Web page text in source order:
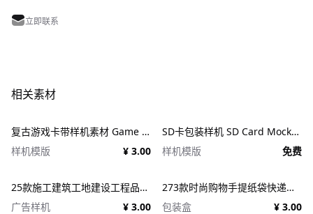
立即联系
相关素材
复古游戏卡带样机素材 Game Cartridge Mockup Bundle Retro
样机模版
¥ 3.00
SD卡包装样机 SD Card Mockup
样机模版
免费
25款施工建筑工地建设工程品牌VI应用设计ps样机素材展示效果图 25x Construction Mockup Bundle Vol.02
广告样机
¥ 3.00
273款时尚购物手提纸袋快递气泡塑料袋纸箱设计贴图PSD样机 Printhouse Mockups Bundle v.1
包装盒
¥ 3.00